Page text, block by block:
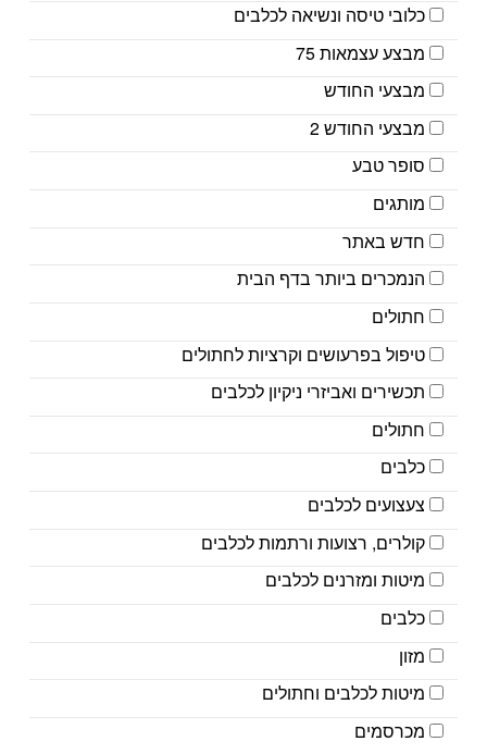
כלובי טיסה ונשיאה לכלבים
מבצע עצמאות 75
מבצעי החודש
מבצעי החודש 2
סופר טבע
מותגים
חדש באתר
הנמכרים ביותר בדף הבית
חתולים
טיפול בפרעושים וקרציות לחתולים
תכשירים ואביזרי ניקיון לכלבים
חתולים
כלבים
צעצועים לכלבים
קולרים, רצועות ורתמות לכלבים
מיטות ומזרנים לכלבים
כלבים
מזון
מיטות לכלבים וחתולים
מכרסמים